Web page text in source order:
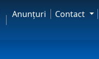
Anunţuri Contact